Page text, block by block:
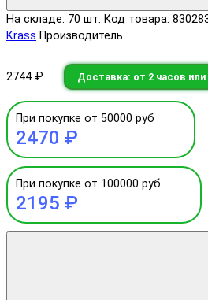
На складе: 70 шт. Код товара:
Krass Производитель
2744 ₽ Доставка: от 2 часов
При покупке от 50000 руб
2470 ₽
При покупке от 100000 руб
2195 ₽